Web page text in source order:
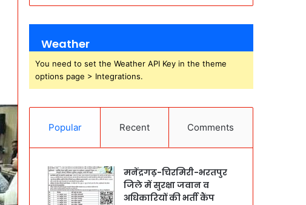
Weather
You need to set the Weather API Key in the theme
options page > Integrations.
Popular Recent Comments
मनेंद्रगढ़-चिरमिरी-भरतपुर
जिले में सुरक्षा जवान व
अधिकारियों की भर्ती कैंप